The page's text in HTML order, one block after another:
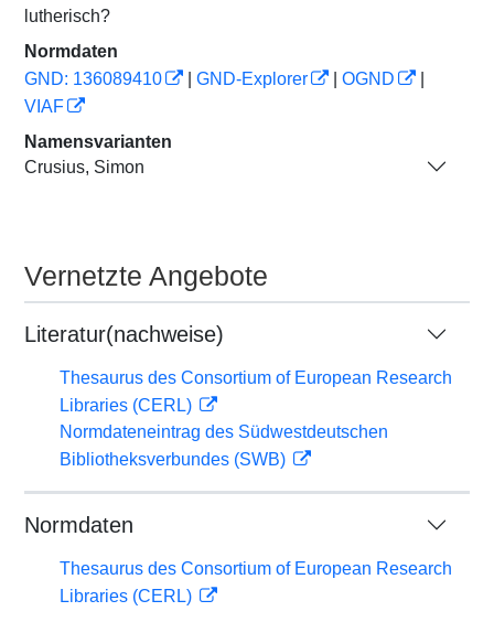
lutherisch?
Normdaten
GND: 136089410
GND-Explorer OGND
VIAF
Namensvarianten
Crusius, Simon
Vernetzte Angebote
Literatur(nachweise)
Thesaurus des Consortium of European Research
Libraries (CERL)
Normdateneintrag des Südwestdeutschen
Bibliotheksverbundes (SWB)
Normdaten
Thesaurus des Consortium of European Research
Libraries (CERL)